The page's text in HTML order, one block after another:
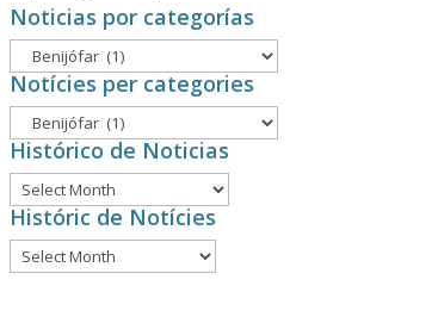
Noticias por categorías
Noticias
por
categorías
Notícies per categories
Notícies
per
categories
Histórico de Noticias
Histórico
de
Noticias
Históric de Notícies
Históric
de